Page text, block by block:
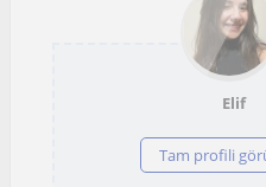
Elif
Tam profili